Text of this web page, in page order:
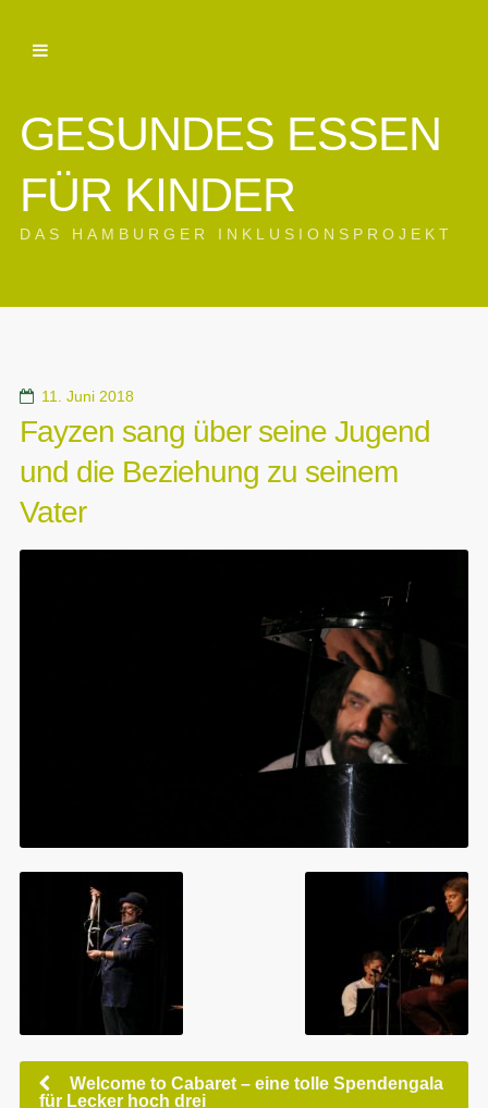
GESUNDES ESSEN
FÜR KINDER
DAS HAMBURGER INKLUSIONSPROJEKT
11. Juni 2018
Fayzen sang über seine Jugend
und die Beziehung zu seinem
Vater
Welcome to Cabaret – eine tolle Spendengala
für Lecker hoch drei